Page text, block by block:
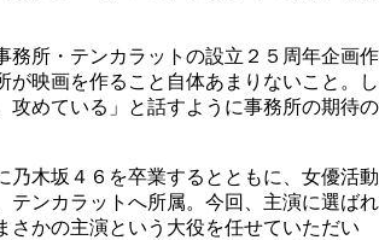
務所・テンカラットの設立２５周年企画作
が映画を作ること自体あまりないこと。し
攻めている」と話すように事務所の期待の
乃木坂４６を卒業するとともに、女優活動
テンカラットへ所属。今回、主演に選ばれ
さかの主演という大役を任せていただい